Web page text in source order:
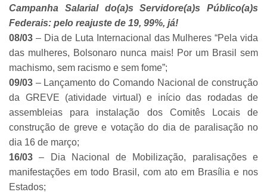
Campanha Salarial do(a)s Servidore(a)s Público(a)s
Federais: pelo reajuste de 19, 99%, já!
08/03 – Dia de Luta Internacional das Mulheres “Pela vida
das mulheres, Bolsonaro nunca mais! Por um Brasil sem
machismo, sem racismo e sem fome”;
09/03 – Lançamento do Comando Nacional de construção
da GREVE (atividade virtual) e início das rodadas de
assembleias para instalação dos Comitês Locais de
construção de greve e votação do dia de paralisação no
dia 16 de março;
16/03– Dia Nacional de Mobilização, paralisações e
manifestações em todo Brasil, com ato em Brasília e nos
Estados;